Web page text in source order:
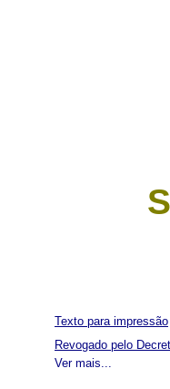
Ver mais...
Texto para impressão
Revogado pelo